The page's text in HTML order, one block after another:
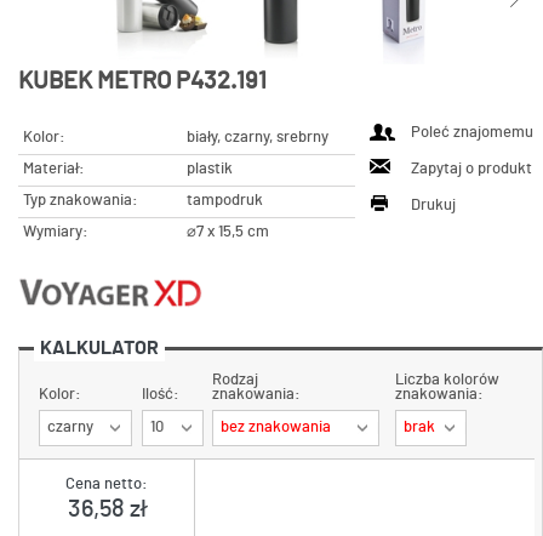
KUBEK METRO P432.191
Kolor:
biały, czarny, srebrny
Materiał:
plastik
Typ znakowania:
tampodruk
Wymiary:
⌀7 x 15,5 cm
Poleć znajomemu
Zapytaj o produkt
Drukuj
KALKULATOR
Cena netto:
36,58 zł
Kolor:
czarny
Ilość:
10
Rodzaj
znakowania:
bez znakowania
Liczba kolorów
znakowania:
brak